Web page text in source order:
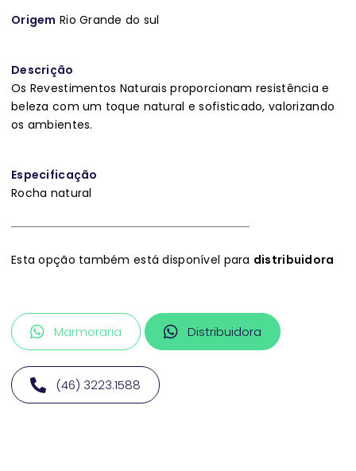
Origem Rio Grande do sul
Descrição
Os Revestimentos Naturais proporcionam resistência e
beleza com um toque natural e sofisticado, valorizando
os ambientes.
Especificação
Rocha natural
Esta opção também está disponível para distribuidora
Marmoraria Distribuidora
(46) 3223.1588